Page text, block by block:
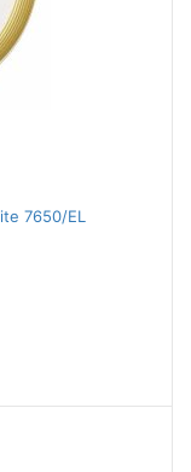
7650/EL